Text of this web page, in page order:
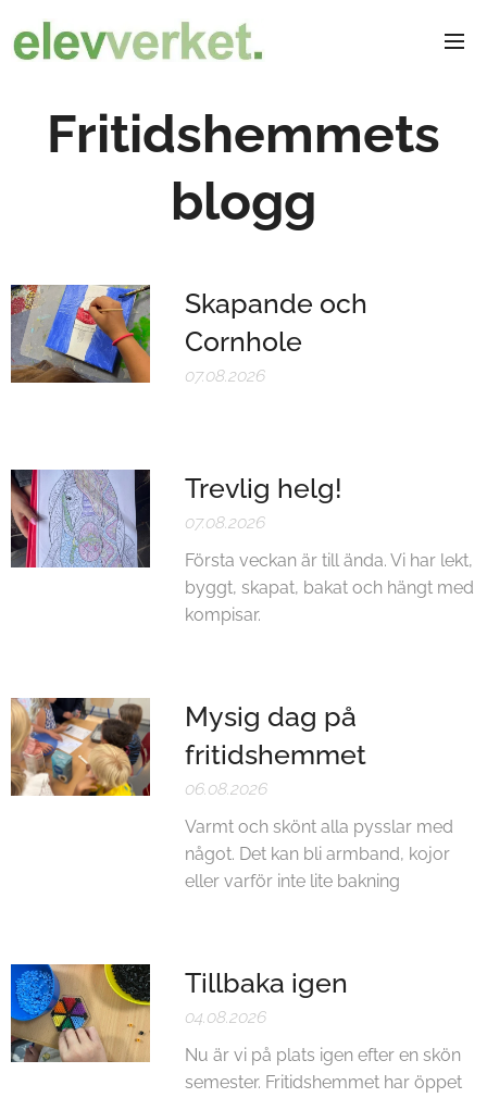
Fritidshemmets
blogg
Skapande och
Cornhole
07.08.2026
Trevlig helg!
07.08.2026
Första veckan är till ända. Vi har lekt,
byggt, skapat, bakat och hängt med
kompisar.
Mysig dag på
fritidshemmet
06.08.2026
Varmt och skönt alla pysslar med
något. Det kan bli armband, kojor
eller varför inte lite bakning
Tillbaka igen
04.08.2026
Nu är vi på plats igen efter en skön
semester. Fritidshemmet har öppet